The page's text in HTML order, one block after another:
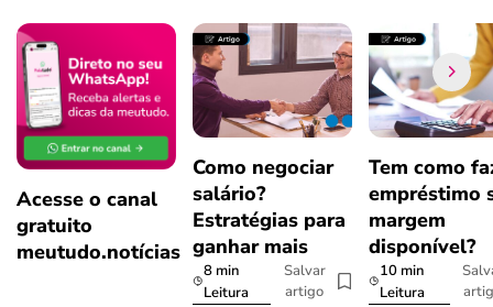
Acesse o canal
gratuito
meutudo.notícias
Como negociar
salário?
Estratégias para
ganhar mais
8 min
Leitura
Salvar
artigo
Tem como
empréstimo
margem
disponível?
10 min
Leitura